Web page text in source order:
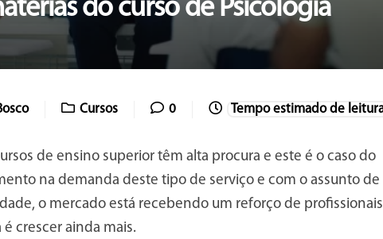
do curso de Psicologia
Cursos 0
de ensino superior têm alta procura e este é o caso do
na demanda deste tipo de serviço e com o assunto de
o mercado está recebendo um reforço de profissionais
crescer ainda mais.